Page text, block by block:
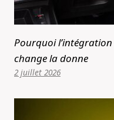
Pourquoi
change la donne
2 juillet 2026